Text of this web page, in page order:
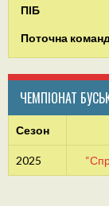
ПІБ
Поточна
ЧЕМПІОНАТ
Сезон
2025